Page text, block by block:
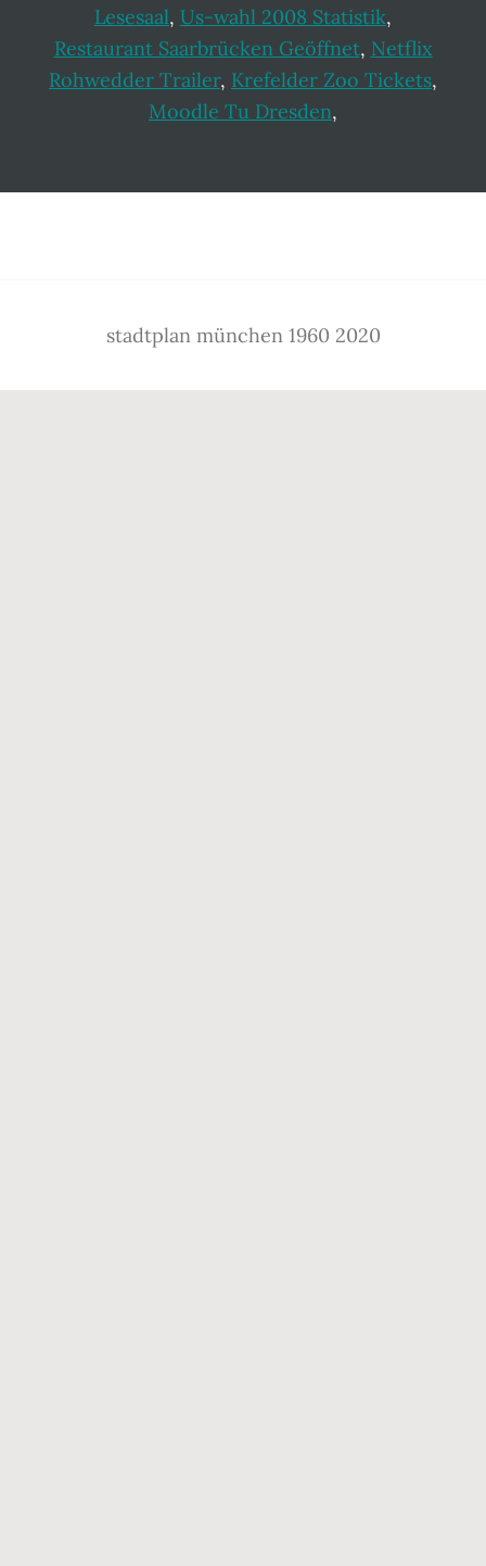
Lesesaal, Us-wahl 2008 Statistik,
Restaurant Saarbrücken Geöffnet, Netflix
Rohwedder Trailer, Krefelder Zoo Tickets,
Moodle Tu Dresden,
stadtplan münchen 1960 2020